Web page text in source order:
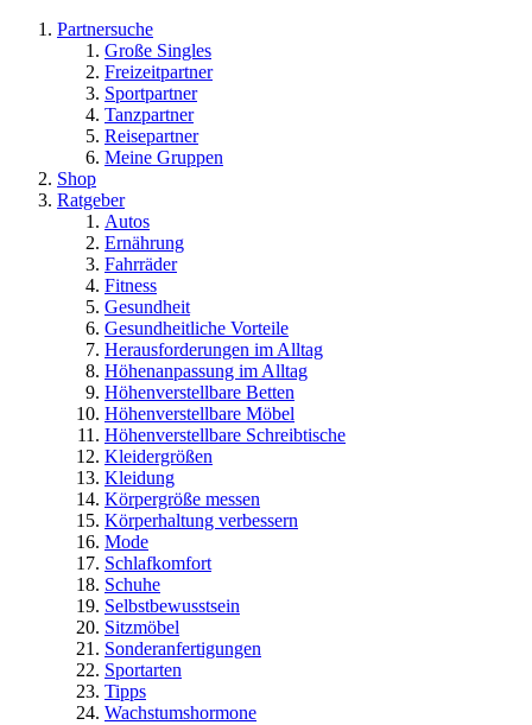
Partnersuche
Große Singles
Freizeitpartner
Sportpartner
Tanzpartner
Reisepartner
Meine Gruppen
Shop
Ratgeber
Autos
Ernährung
Fahrräder
Fitness
Gesundheit
Gesundheitliche Vorteile
Herausforderungen im Alltag
Höhenanpassung im Alltag
Höhenverstellbare Betten
Höhenverstellbare Möbel
Höhenverstellbare Schreibtische
Kleidergrößen
Kleidung
Körpergröße messen
Körperhaltung verbessern
Mode
Schlafkomfort
Schuhe
Selbstbewusstsein
Sitzmöbel
Sonderanfertigungen
Sportarten
Tipps
Wachstumshormone